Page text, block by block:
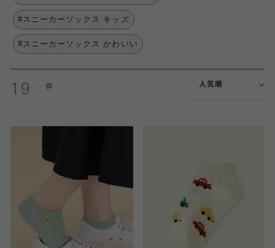
#スニーカーソックス キッズ
#スニーカーソックス かわいい
19 人気順